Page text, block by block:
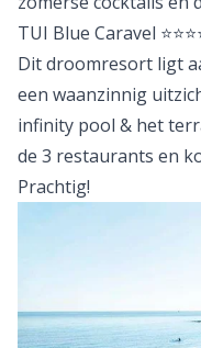
TUI Blue Caravel
Dit droomresort ligt
een waanzinnig
infinity pool & het
de 3 restaurants en
Prachtig!